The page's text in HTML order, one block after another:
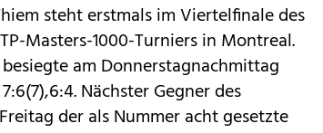
steht erstmals im Viertelfinale des
Masters-1000-Turniers in Montreal.
am Donnerstagnachmittag
Nächster Gegner des
der als Nummer acht gesetzte